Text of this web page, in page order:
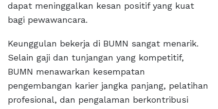
dapat meninggalkan kesan positif yang kuat
bagi pewawancara.
Keunggulan bekerja di BUMN sangat menarik.
Selain gaji dan tunjangan yang kompetitif,
BUMN menawarkan kesempatan
pengembangan karier jangka panjang, pelatihan
profesional, dan pengalaman berkontribusi